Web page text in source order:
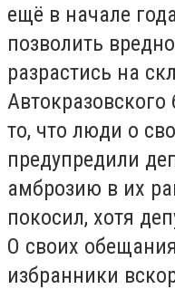
ещё в начале
позволить
разрастись на
то, что люди о
предупредили
амброзию в их
покосил, хотя
О своих
избранники